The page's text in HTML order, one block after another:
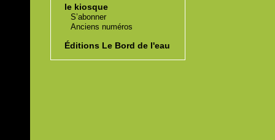
le kiosque
S’abonner
Anciens numéros
Éditions Le Bord de l'eau